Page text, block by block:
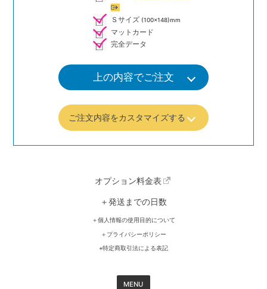
Ｓサイズ (100×148)mm
マットカード
完全データ
上の内容でご注文
ご注文内容をカスタマイズする
オプション料金表
＋発送までの日数
＋個人情報の使用目的について
＋プライバシーポリシー
+特定商取引法による表記
MENU